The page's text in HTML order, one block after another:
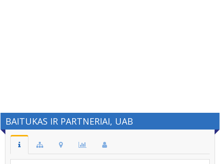
BAITUKAS IR PARTNERIAI, UAB